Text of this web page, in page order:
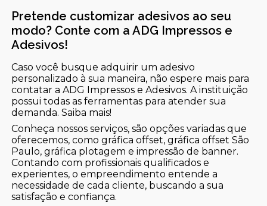
Pretende customizar adesivos ao seu
modo? Conte com a ADG Impressos e
Adesivos!
Caso você busque adquirir um adesivo
personalizado à sua maneira, não espere mais para
contatar a ADG Impressos e Adesivos. A instituição
possui todas as ferramentas para atender sua
demanda. Saiba mais!
Conheça nossos serviços, são opções variadas que
oferecemos, como gráfica offset, gráfica offset São
Paulo, gráfica plotagem e impressão de banner.
Contando com profissionais qualificados e
experientes, o empreendimento entende a
necessidade de cada cliente, buscando a sua
satisfação e confiança.